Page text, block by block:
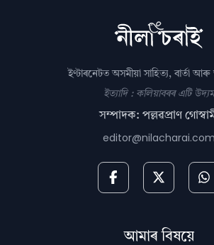
ইণ্টাৰনেটত অসমীয়া সাহিত্য, বাৰ্তা
ইত্যাদি : কলিয়াবৰৰ এটি উদ্যম
সম্পাদক: পল্লৱপ্ৰাণ
editor@nilacharai.com
আমাৰ বিষয়ে